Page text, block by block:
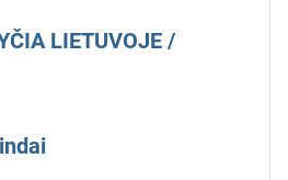
LIETUVOJE /